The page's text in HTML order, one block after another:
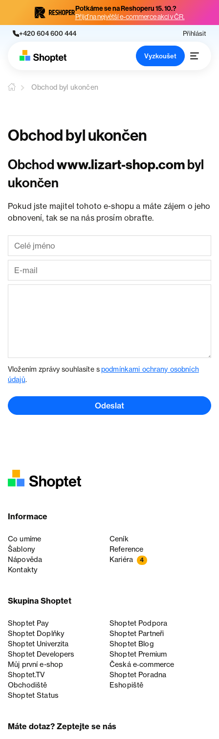
Potkáme se na Reshoperu 15. 10.?
Přijď na největší e-commerce akci v ČR.
+420 604 600 444 Přihlásit
Vyzkoušet
Obchod byl ukončen
Obchod byl ukončen
Obchodwww.lizart-shop.combyl
ukončen
Pokud jste majitel tohoto e-shopu a máte zájem o jeho
obnovení, tak se na nás prosím obraťte.
Vložením zprávy souhlasíte spodmínkami ochrany osobních
údajů.
Odeslat
Informace
Co umíme
Ceník
Šablony
Reference
Nápověda
Kariéra 4
Kontakty
Skupina Shoptet
Shoptet Pay
Shoptet Podpora
Shoptet Doplňky
Shoptet Partneři
Shoptet Univerzita
Shoptet Blog
Shoptet Developers
Shoptet Premium
Můj první e-shop
Česká e‑commerce
Shoptet.TV
Shoptet Poradna
Obchodiště
Eshopiště
Shoptet Status
Máte dotaz? Zeptejte se nás